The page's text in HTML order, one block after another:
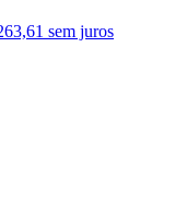
sem juros